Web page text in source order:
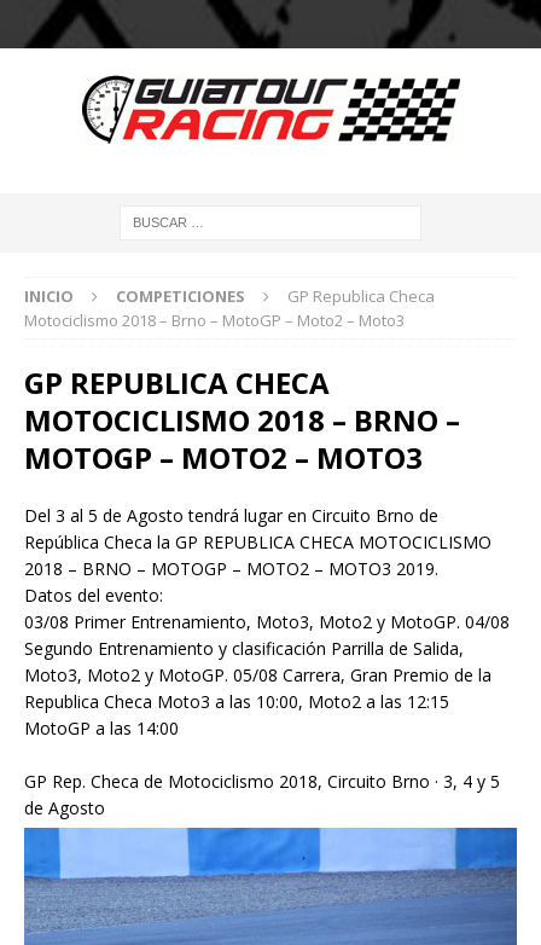
INICIO COMPETICIONES
GP Republica Checa
Motociclismo 2018 – Brno – MotoGP – Moto2 – Moto3
GP REPUBLICA CHECA
MOTOCICLISMO 2018 – BRNO –
MOTOGP – MOTO2 – MOTO3
Del 3 al 5 de Agosto tendrá lugar en Circuito Brno de
República Checa la GP REPUBLICA CHECA MOTOCICLISMO
2018 – BRNO – MOTOGP – MOTO2 – MOTO3 2019.
Datos del evento:
03/08 Primer Entrenamiento, Moto3, Moto2 y MotoGP. 04/08
Segundo Entrenamiento y clasificación Parrilla de Salida,
Moto3, Moto2 y MotoGP. 05/08 Carrera, Gran Premio de la
Republica Checa Moto3 a las 10:00, Moto2 a las 12:15
MotoGP a las 14:00
GP Rep. Checa de Motociclismo 2018, Circuito Brno · 3, 4 y 5
de Agosto